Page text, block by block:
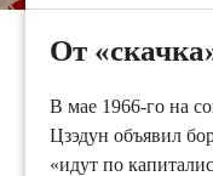
От
В мае 1966-го на
Цзэдун объявил
«идут по